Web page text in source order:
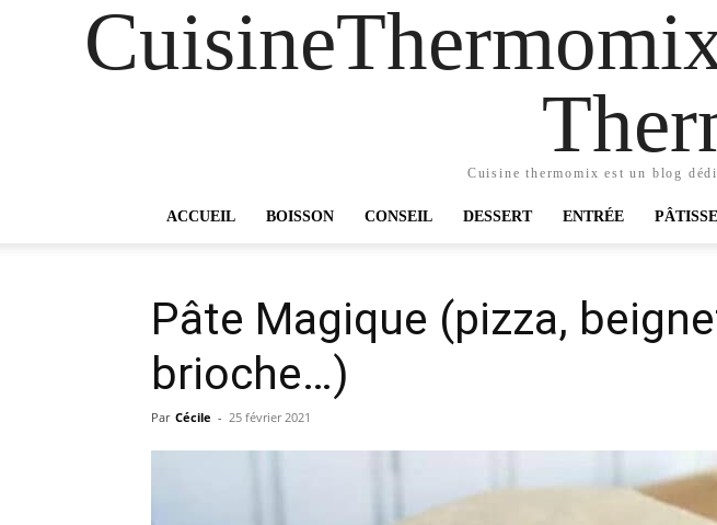
Cuisine thermomix est un blog
ACCUEIL BOISSON CONSEIL DESSERT ENTRÉE
Pâte Magique (pizza,
brioche…)
Par Cécile - 25 février 2021